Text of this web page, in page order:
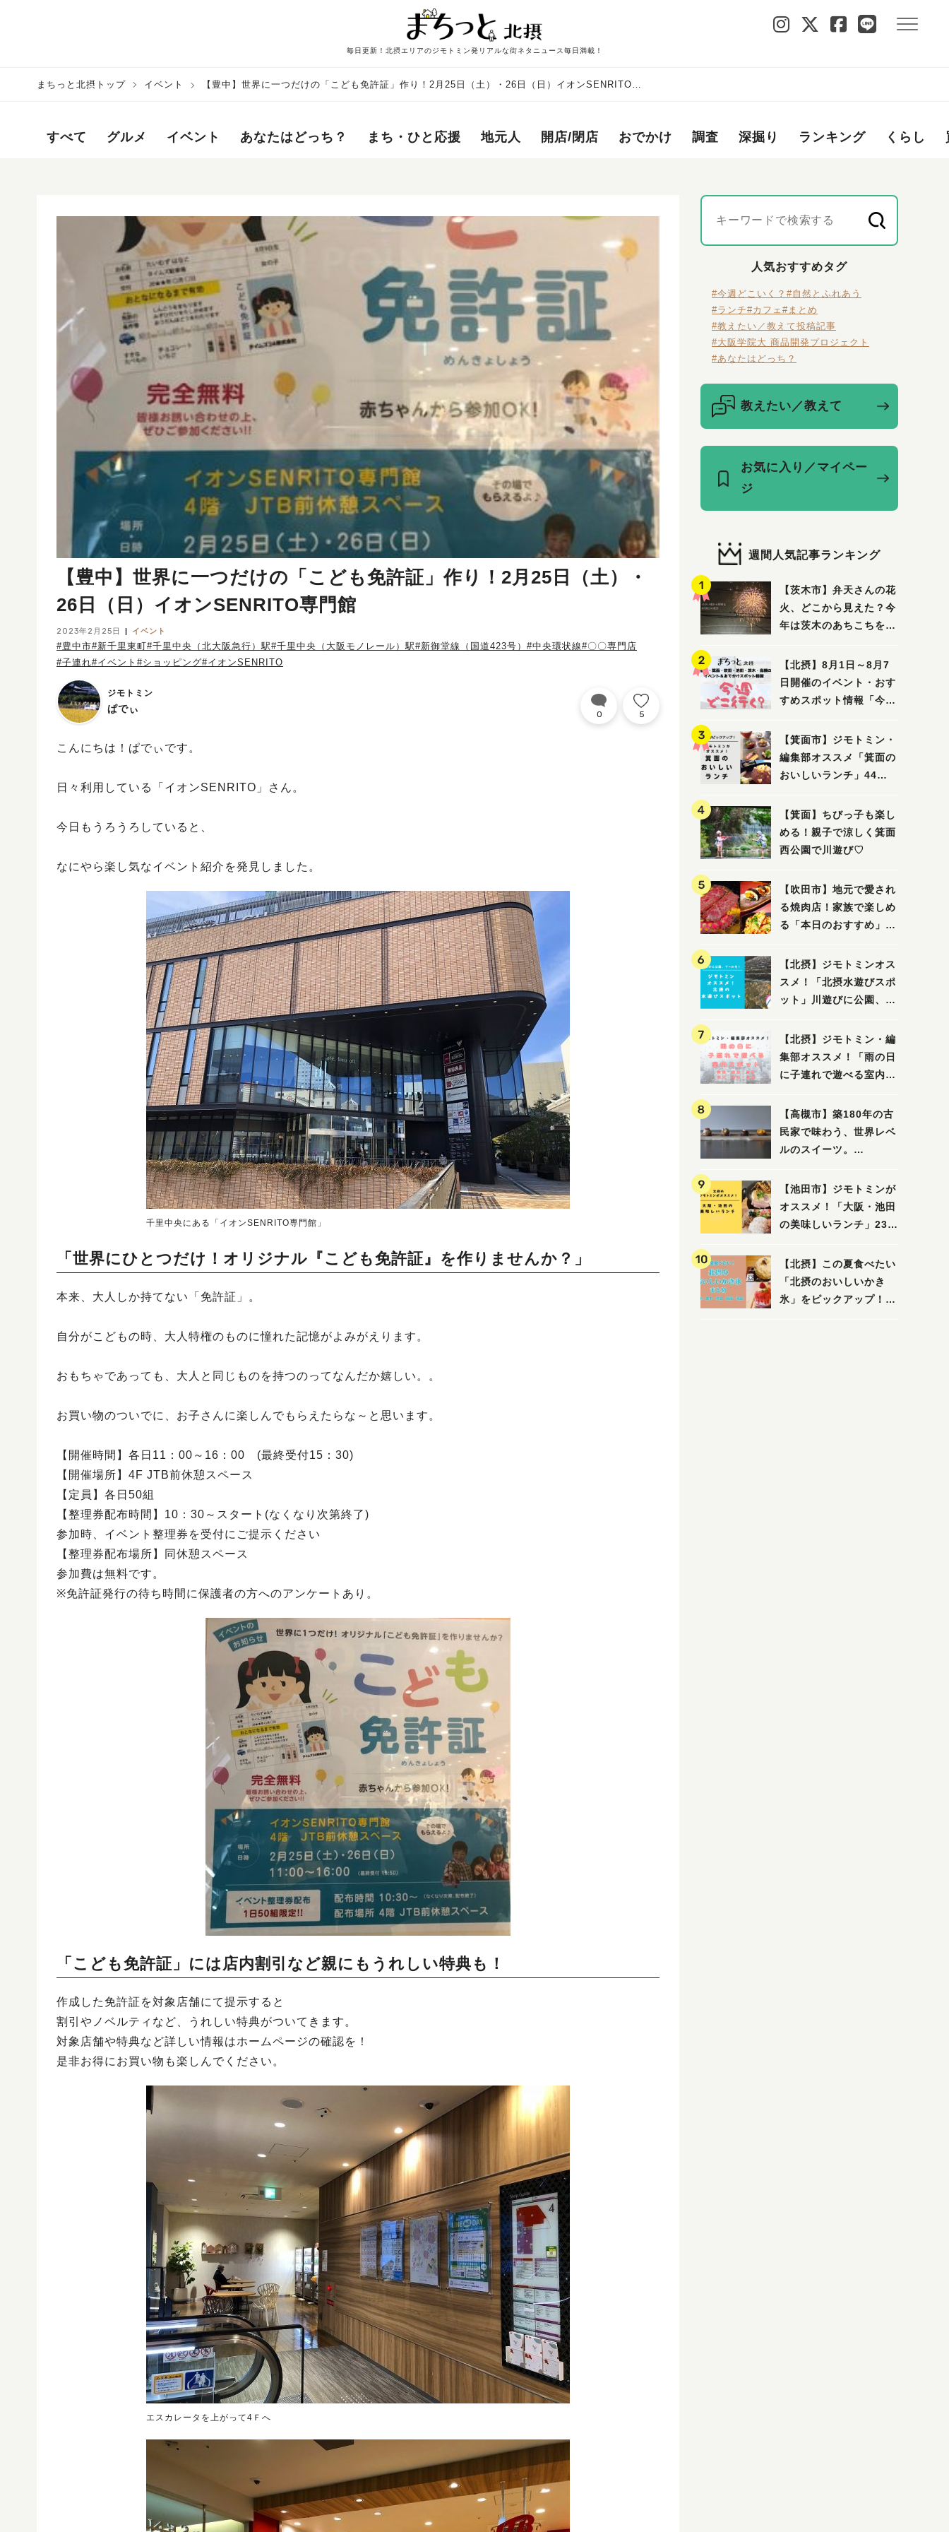
毎日更新！北摂エリアのジモトミン発リアルな街ネタニュース毎日満載！
まちっと北摂トップ イベント
【豊中】世界に一つだけの「こども免許証」作り！2月25日（土）・26日（日）イオンSENRITO専
すべて グルメ イベント あなたはどっち？ まち・ひと応援 地元人 開店/閉店 おでかけ 調査 深掘り ランキング くらし
【豊中】世界に一つだけの「こども免許証」作り！2月25日（土）・
26日（日）イオンSENRITO専門館
2023年2月25日 イベント
#豊中市#新千里東町#千里中央（北大阪急行）駅#千里中央（大阪モノレール）駅#新御堂線（国道423号） #中央環状線#〇〇専門店
#子連れ#イベント #ショッピング#イオンSENRITO
ジモトミン
ぱでぃ 0 5
こんにちは！ぱでぃです。
日々利用している「イオンSENRITO」さん。
今日もうろうろしていると、
なにやら楽し気なイベント紹介を発見しました。
千里中央にある「イオンSENRITO専門館」
「世界にひとつだけ！オリジナル『こども免許証』を作りませんか？」
本来、大人しか持てない「免許証」。
自分がこどもの時、大人特権のものに憧れた記憶がよみがえります。
おもちゃであっても、大人と同じものを持つのってなんだか嬉しい。。
お買い物のついでに、お子さんに楽しんでもらえたらな～と思います。
【開催時間】各日11：00～16：00 (最終受付15：30)
【開催場所】4F JTB前休憩スペース
【定員】各日50組
【整理券配布時間】10：30～スタート(なくなり次第終了)
参加時、イベント整理券を受付にご提示ください
【整理券配布場所】同休憩スペース
参加費は無料です。
※免許証発行の待ち時間に保護者の方へのアンケートあり。
「こども免許証」には店内割引など親にもうれしい特典も！
作成した免許証を対象店舗にて提示すると
割引やノベルティなど、うれしい特典がついてきます。
対象店舗や特典など詳しい情報はホームページの確認を！
是非お得にお買い物も楽しんでください。
エスカレータを上がって4Ｆへ
人気おすすめタグ
#今週どこいく？ #自然とふれあう
#ランチ#カフェ #まとめ
#教えたい／教えて投稿記事
#大阪学院大 商品開発プロジェクト
#あなたはどっち？
教えたい／教えて
お気に入り／マイペー
ジ
週間人気記事ランキング
【茨木市】弁天さんの花
火、どこから見えた？今
年は茨木のあちこちを巡
【北摂】8月1日～8月7
日開催のイベント・おす
すめスポット情報「今週
面・吹田・池田・茨木・
高槻）
【箕面市】ジモトミン・
編集部オススメ「箕面の
おいしいランチ」44
から穴場まで！〜
【箕面】ちびっ子も楽し
める！親子で涼しく箕面
西公園で川遊び♡
【吹田市】地元で愛され
る焼肉店！家族で楽しめ
る「本日のおすすめ」で
【北摂】ジモトミンオス
スメ！「北摂水遊びスポ
ット」川遊びに公園、プ
吹田・茨木・高槻）
【北摂】ジモトミン・編
集部オススメ！「雨の日
に子連れで遊べる室内ス
箕面・吹田・豊中・茨
木・池田）
【高槻市】築180年の古
民家で味わう、世界レベ
ルのスイーツ。
月3日にオープン！（教
えたい/教えて）
【池田市】ジモトミンが
オススメ！「大阪・池田
の美味しいランチ」23
【北摂】この夏食べたい
「北摂のおいしいかき
氷」をピックアップ！